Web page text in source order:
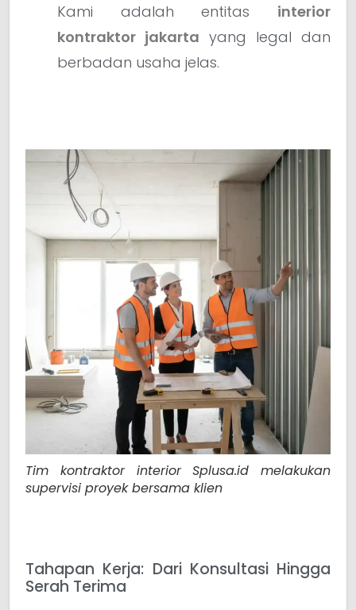
Kami adalah entitas interior
kontraktor jakarta yang legal dan
berbadan usaha jelas.
Tim kontraktor interior Splusa.id melakukan
supervisi proyek bersama klien
Tahapan Kerja: Dari Konsultasi Hingga
Serah Terima